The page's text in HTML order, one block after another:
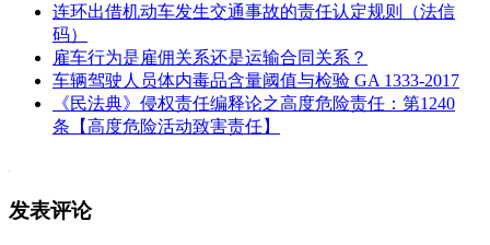
连环出借机动车发生交通事故的责任认定规则（法信
码）
雇车行为是雇佣关系还是运输合同关系？
车辆驾驶人员体内毒品含量阈值与检验 GA 1333-2017
《民法典》侵权责任编释论之高度危险责任：第1240
条【高度危险活动致害责任】
发表评论